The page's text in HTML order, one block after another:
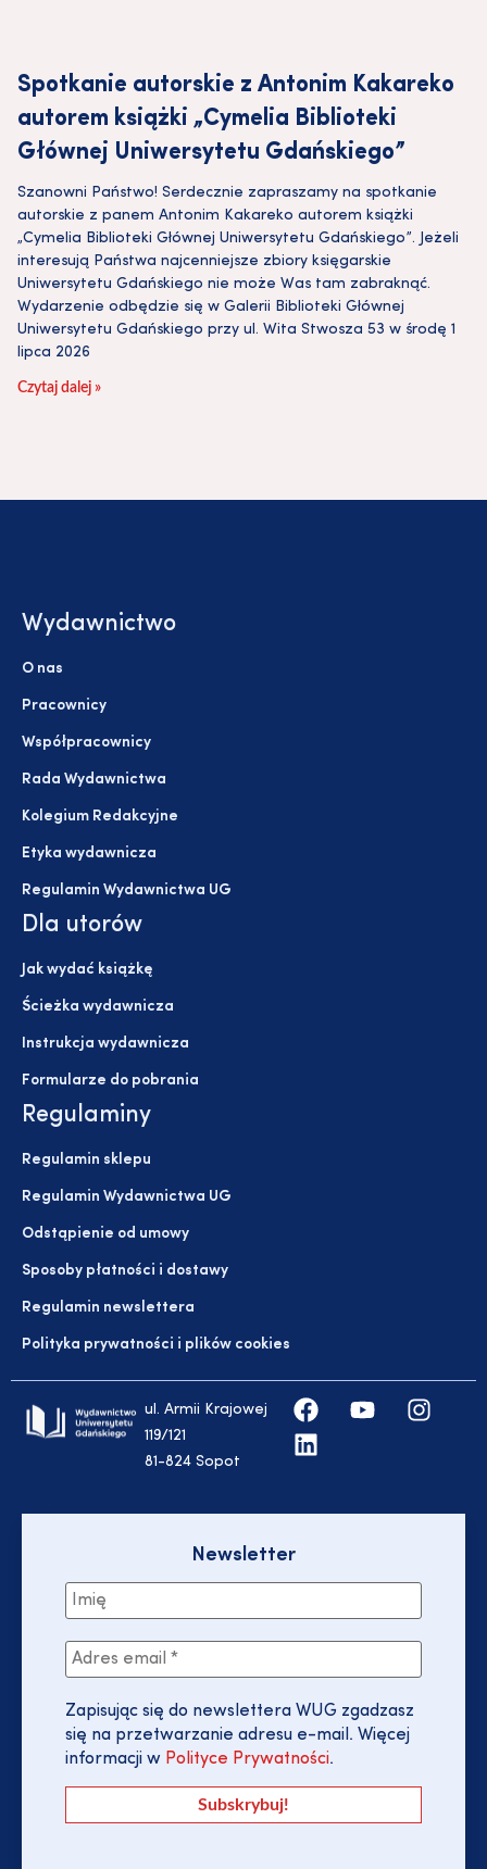
Spotkanie autorskie z Antonim Kakareko
autorem książki „Cymelia Biblioteki
Głównej Uniwersytetu Gdańskiego”
Szanowni Państwo! Serdecznie zapraszamy na spotkanie
autorskie z panem Antonim Kakareko autorem książki
„Cymelia Biblioteki Głównej Uniwersytetu Gdańskiego”. Jeżeli
interesują Państwa najcenniejsze zbiory księgarskie
Uniwersytetu Gdańskiego nie może Was tam zabraknąć.
Wydarzenie odbędzie się w Galerii Biblioteki Głównej
Uniwersytetu Gdańskiego przy ul. Wita Stwosza 53 w środę 1
lipca 2026
Czytaj dalej »
Wydawnictwo
O nas
Pracownicy
Współpracownicy
Rada Wydawnictwa
Kolegium Redakcyjne
Etyka wydawnicza
Regulamin Wydawnictwa UG
Dla utorów
Jak wydać książkę
Ścieżka wydawnicza
Instrukcja wydawnicza
Formularze do pobrania
Regulaminy
Regulamin sklepu
Regulamin Wydawnictwa UG
Odstąpienie od umowy
Sposoby płatności i dostawy
Regulamin newslettera
Polityka prywatności i plików cookies
ul. Armii Krajowej
119/121
81-824 Sopot
Newsletter
Zapisując się do newslettera WUG zgadzasz
się na przetwarzanie adresu e-mail. Więcej
informacji w Polityce Prywatności.